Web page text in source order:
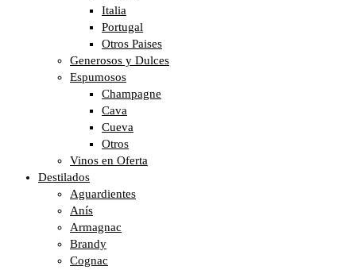
Italia
Portugal
Otros Paises
Generosos y Dulces
Espumosos
Champagne
Cava
Cueva
Otros
Vinos en Oferta
Destilados
Aguardientes
Anís
Armagnac
Brandy
Cognac